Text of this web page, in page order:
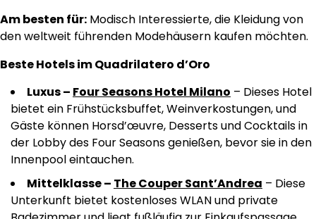
Am besten für: Modisch Interessierte, die Kleidung von
den weltweit führenden Modehäusern kaufen möchten.
Beste Hotels im Quadrilatero d’Oro
Luxus – Four Seasons Hotel Milano – Dieses Hotel
bietet ein Frühstücksbuffet, Weinverkostungen, und
Gäste können Horsd’œuvre, Desserts und Cocktails in
der Lobby des Four Seasons genießen, bevor sie in den
Innenpool eintauchen.
Mittelklasse – The Couper Sant’Andrea – Diese
Unterkunft bietet kostenloses WLAN und private